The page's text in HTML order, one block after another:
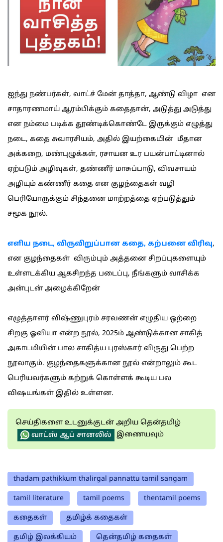
ஐந்து நண்பர்கள், வாட்ச் மேன் தாத்தா, ஆண்டு விழா என
சாதாரணமாய் ஆரம்பிக்கும் கதைதான், அடுத்து அடுத்து
என நம்மை படிக்க தூண்டிக்கொண்டே இருக்கும் எழுத்து
நடை, கதை சுவாரசியம், அதில் இயற்கையின் மீதான
அக்கறை, மண்புழுக்கள், ரசாயன உர பயன்பாட்டினால்
ஏற்படும் அழிவுகள், தண்ணீர் மாசுப்பாடு, விவசாயம்
அழியும் கண்ணீர் கதை என குழந்தைகள் வழி
பெரியோருக்கும் சிந்தனை மாற்றத்தை ஏற்படுத்தும்
சமூக நூல்.
எளிய நடை, விருவிறுப்பான கதை, கற்பனை விரிவு,
என குழந்தைகள் விரும்பும் அத்தனை சிறப்புகளையும்
உள்ளடக்கிய ஆகசிறந்த படைப்பு, நீங்களும் வாசிக்க
அன்புடன் அழைக்கிறேன்
எழுத்தாளர் விஷ்ணுபுரம் சரவணன் எழுதிய ஒற்றை
சிறகு ஓவியா என்ற நூல், 2025ம் ஆண்டுக்கான சாகித்
அகாடமியின் பால சாகித்ய புரஸ்கார் விருது பெற்ற
நூலாகும். குழந்தைகளுக்கான நூல் என்றாலும் கூட
பெரியவர்களும் கற்றுக் கொள்ளக் கூடிய பல
விஷயங்கள் இதில் உள்ளன.
செய்திகளை உடனுக்குடன் அறிய தென்தமிழ்
வாட்ஸ் ஆப் சானலில்
இணையவும்
thadam pathikkum thalirgal pannattu tamil sangam
tamil literature tamil poems thentamil poems
கதைகள் தமிழ்க் கதைகள்
தமிழ் இலக்கியம் தென்தமிழ் கதைகள்